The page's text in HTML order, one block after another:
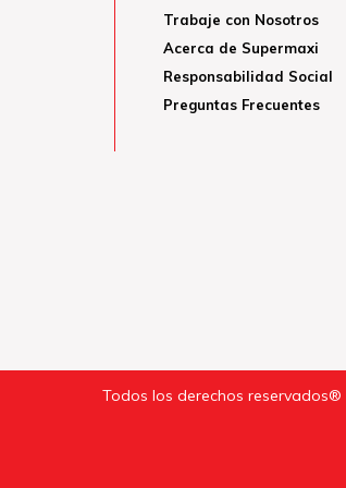
Trabaje con Nosotros
Acerca de Supermaxi
Responsabilidad Social
Preguntas Frecuentes
Todos los derechos reservados®